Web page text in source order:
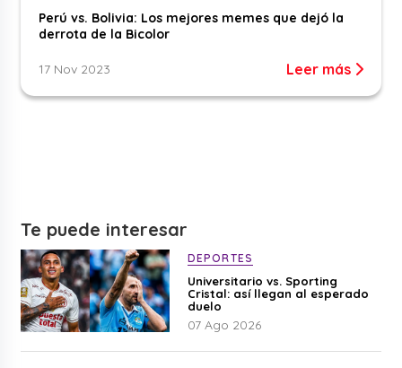
Perú vs. Bolivia: Los mejores memes que dejó la
derrota de la Bicolor
17 Nov 2023 Leer más
Te puede interesar
DEPORTES
Universitario vs. Sporting
Cristal: así llegan al esperado
duelo
07 Ago 2026